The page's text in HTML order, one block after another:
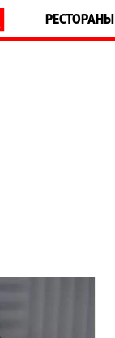
РЕСТОРАНЫ